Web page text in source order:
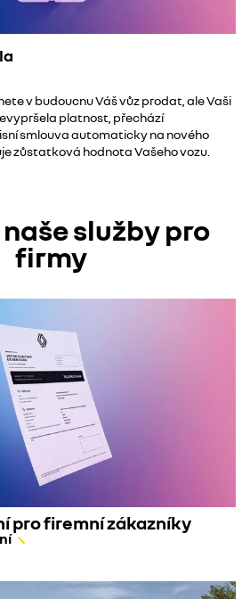
v budoucnu Váš vůz prodat, ale Vaši
platnost, přechází
smlouva automaticky na nového
zůstatková hodnota Vašeho vozu.
služby pro
firmy
pro firemní zákazníky